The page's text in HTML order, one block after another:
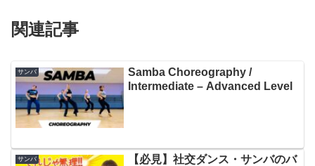
関連記事
サンバ
Samba Choreography /
Intermediate – Advanced Level
サンバ
【必見】社交ダンス・サンバのバ